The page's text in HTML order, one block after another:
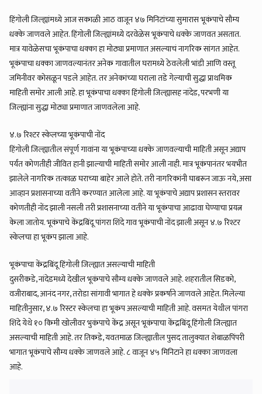
हिंगोली जिल्ह्यांमध्ये आज सकाळी आठ वाजून ४७ मिनिटांच्या सुमारास भूकंपाचे सौम्य
धक्के जाणवले आहेत. हिंगोली जिल्ह्यांमध्ये दरवेळेस भूकंपाचे धक्के जाणवत असतात.
मात्र यावेळेसचा भूकंपाचा धक्का हा मोठ्या प्रमाणात असल्याचं नागरिक सांगत आहेत.
भूकंपाचा धक्का जाणवल्यानंतर अनेक गावातील घरामध्ये ठेवलेली भांडी आणि वस्तू
जमिनीवर कोसळून पडले आहेत. तर अनेकांच्या घराला तडे गेल्याची सुद्धा प्राथमिक
माहिती समोर आली आहे. हा भूकंपाचा धक्का हिंगोली जिल्ह्यासह नांदेड, परभणी या
जिल्ह्यांना सुद्धा मोठ्या प्रमाणात जाणवलेला आहे.
४.७ रिश्टर स्केलच्या भूकंपाची नोंद
हिंगोली जिल्ह्यातील संपूर्ण गावांना या भूकंपाच्या धक्के जाणवल्याची माहिती असून अद्याप
पर्यंत कोणतीही जीवित हानी झाल्याची माहिती समोर आली नाही. मात्र भूकंपानंतर भयभीत
झालेले नागरिक तत्काळ घराच्या बाहेर आले होते. तरी नागरिकांनी घाबरून जाऊ नये, असा
आव्हान प्रशासनाच्या वतीने करण्यात आलेला आहे. या भूकंपाचे अद्याप प्रशासन स्तरावर
कोणतीही नोंद झाली नसली तरी प्रशासनाच्या वतीने या भूकंपाचा आढावा घेण्याचा प्रयत्न
केला जातोय. भूकंपाचे केंद्रबिंदू पांगरा शिंदे गाव भूकंपाची नोंद झाली असून ४.७ रिश्टर
स्केलचा हा भूकंप झाला आहे.
भूकंपाचा केंद्रबिंदू हिंगोली जिल्ह्यात असल्याची माहिती
दुसरीकडे, नांदेडमध्ये देखील भूकंपाचे सौम्य धक्के जाणवले आहे. शहरातील सिडको,
वजीराबाद, आनंद नगर, तरोडा सांगावी भागात हे धक्के प्रकर्षाने जाणवले आहेत. मिलेल्या
माहितीनुसार, ४.७ रिस्टर स्केलचा हा भूकंप असल्याची माहिती आहे. वसमत येथील पांगरा
शिंदे येथे १० किमी खोलीवर भुकंपाचे केंद्र असून भूकंपाचा केंद्रबिंदू हिंगोली जिल्ह्यात
असल्याची माहिती आहे. तर तिकडे, यवतमाळ जिल्ह्यातील पुसद तालुक्यात शेबाळपिंपरी
भागात भूकंपाचे सौम्य धक्के जाणवले आहे. ८ वाजून ४५ मिनिटाने हा धक्का जाणवला
आहे.